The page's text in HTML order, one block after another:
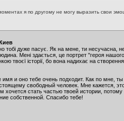
я по другому не могу выразить свои
тобі дуже пасує. Як на мене, ти несучасна,
Мені здається, це портрет "героя
твоєї історії, бо вона надихає на
имя и оно тебе очень подходит. Как по мне,
свободный человек. Мне кажется,
хочется стать частью твоей истории, потому
собственной. Спасибо тебе!